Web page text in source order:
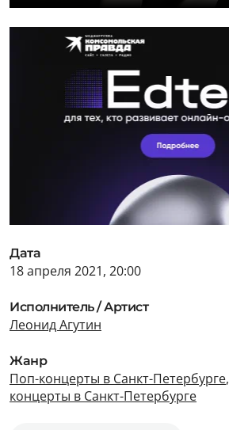
Дата
18 апреля 2021, 20:00
Исполнитель / Артист
Леонид Агутин
Жанр
Поп-концерты в Санкт-Петербурге,
концерты в Санкт-Петербурге